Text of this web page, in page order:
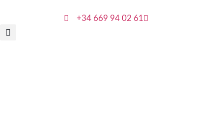
+34 669 94 02 61